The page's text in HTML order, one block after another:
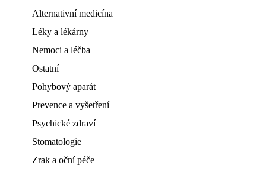
Alternativní medicína
Léky a lékárny
Nemoci a léčba
Ostatní
Pohybový aparát
Prevence a vyšetření
Psychické zdraví
Stomatologie
Zrak a oční péče